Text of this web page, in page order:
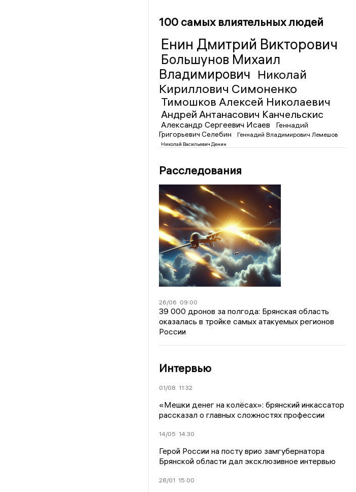
100 самых влиятельных людей
Енин Дмитрий Викторович
Большунов Михаил
Владимирович Николай
Кириллович Симоненко
Тимошков Алексей Николаевич
Андрей Антанасович Канчельскис
Александр Сергеевич Исаев
Геннадий
Григорьевич Селебин
Геннадий Владимирович Лемешов
Николай Васильевич Денин
Расследования
26/06 09:00
39 000 дронов за полгода: Брянская область
оказалась в тройке самых атакуемых регионов
России
Интервью
01/08 11:32
«Мешки денег на колёсах»: брянский инкассатор
рассказал о главных сложностях профессии
14/05 14:30
Герой России на посту врио замгубернатора
Брянской области дал эксклюзивное интервью
28/01 15:00